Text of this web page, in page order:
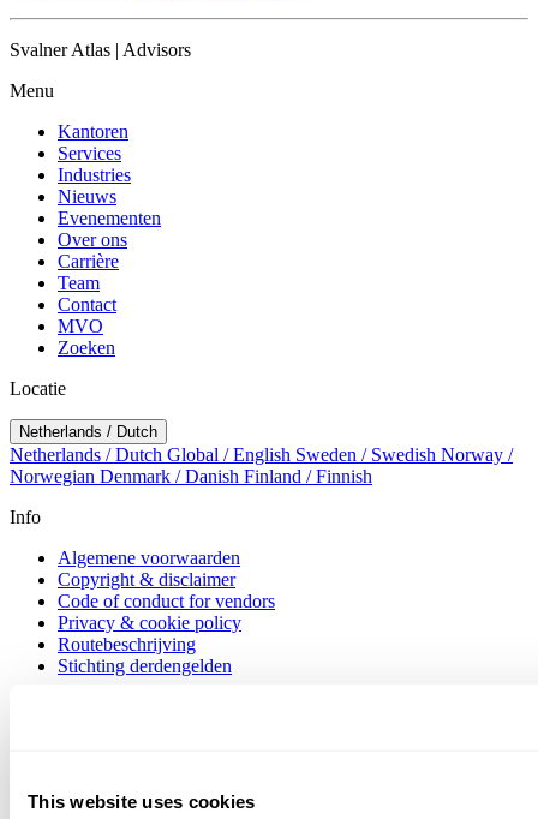
This website uses cookies
Svalner Atlas | Advisors
Menu
Kantoren
Services
Industries
Nieuws
Evenementen
Over ons
Carrière
Team
Contact
MVO
Zoeken
Locatie
Netherlands / Dutch
Netherlands / Dutch Global / English Sweden / Swedish Norway /
Norwegian Denmark / Danish Finland / Finnish
Info
Algemene voorwaarden
Copyright & disclaimer
Code of conduct for vendors
Privacy & cookie policy
Routebeschrijving
Stichting derdengelden